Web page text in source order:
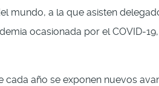
a la que asisten
ocasionada por el COVID-
año se exponen nuevos